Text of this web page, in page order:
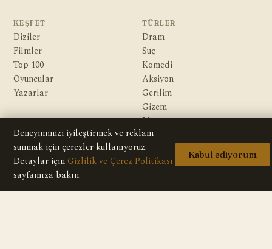
KEŞFET
Diziler
Filmler
Top 100
Oyuncular
Yazarlar
TÜRLER
Dram
Suç
Komedi
Aksiyon
Gerilim
Gizem
Macera
Bilim Kurgu & Fantazi
KURUMSAL
Hakkımızda
Editoryal İlkeler
Deneyiminizi iyileştirmek ve reklam
sunmak için çerezler kullanıyoruz.
Detaylar için Gizlilik ve Çerez Politikası
sayfamıza bakın.
Kabul ediyorum